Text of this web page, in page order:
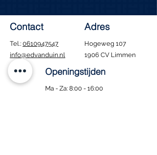
Contact
Tel.: 0610947547
info@edvanduin.nl
Adres
Hogeweg 107
1906 CV Limmen
Openingstijden
Ma - Za: 8:00 - 16:00